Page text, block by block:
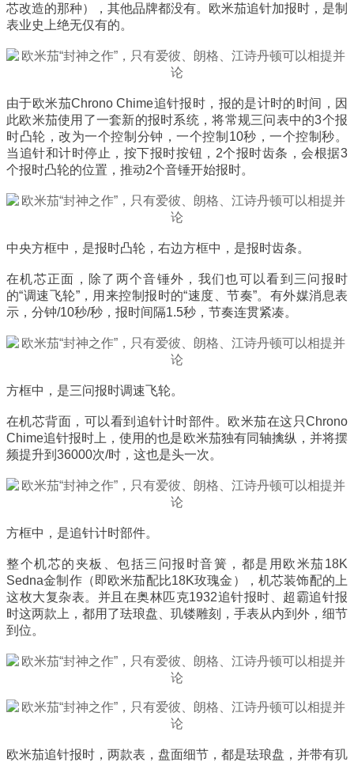
芯改造的那种），其他品牌都没有。欧米茄追针加报时，是制
表业史上绝无仅有的。
由于欧米茄Chrono Chime追针报时，报的是计时的时间，因
此欧米茄使用了一套新的报时系统，将常规三问表中的3个报
时凸轮，改为一个控制分钟，一个控制10秒，一个控制秒。
当追针和计时停止，按下报时按钮，2个报时齿条，会根据3
个报时凸轮的位置，推动2个音锤开始报时。
中央方框中，是报时凸轮，右边方框中，是报时齿条。
在机芯正面，除了两个音锤外，我们也可以看到三问报时
的“调速飞轮”，用来控制报时的“速度、节奏”。有外媒消息表
示，分钟/10秒/秒，报时间隔1.5秒，节奏连贯紧凑。
方框中，是三问报时调速飞轮。
在机芯背面，可以看到追针计时部件。欧米茄在这只Chrono
Chime追针报时上，使用的也是欧米茄独有同轴擒纵，并将摆
频提升到36000次/时，这也是头一次。
方框中，是追针计时部件。
整个机芯的夹板、包括三问报时音簧，都是用欧米茄18K
Sedna金制作（即欧米茄配比18K玫瑰金），机芯装饰配的上
这枚大复杂表。并且在奥林匹克1932追针报时、超霸追针报
时这两款上，都用了珐琅盘、玑镂雕刻，手表从内到外，细节
到位。
欧米茄追针报时，两款表，盘面细节，都是珐琅盘，并带有玑